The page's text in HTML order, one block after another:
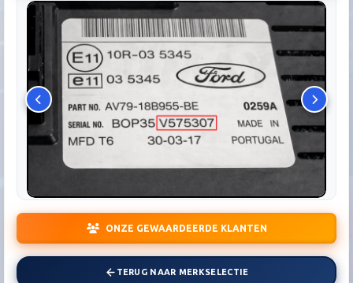
ONZE GEWAARDEERDE KLANTEN
TERUG NAAR MERKSELECTIE